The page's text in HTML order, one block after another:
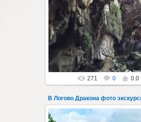
30.08.2022
"В Логово Дракона"
мистический приключенческий
Паттайи на целый день -
Всего лишь в ...
Thai-Online
271 0 0.0